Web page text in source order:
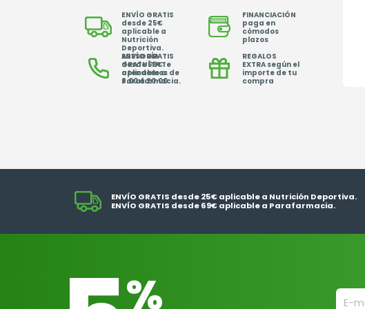
ENVÍO GRATIS
desde 25€
aplicable a
Nutrición
Deportiva.
ENVÍO GRATIS
desde 69€
aplicable a
Parafarmacia.
FINANCIACIÓN
paga en
cómodos
plazos
ASESORÍA
GRATUÍTA Te
atendemos de
8.00 a 20.00
REGALOS
EXTRA según el
importe de tu
compra
ENVÍO GRATIS desde 25€ aplicable a Nutrición Deportiva.
ENVÍO GRATIS desde 69€ aplicable a Parafarmacia.
%